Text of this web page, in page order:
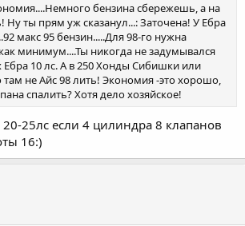
бензина сбережешь, а на
ты прям уж сказанул...: Заточена! У Ебра
макс 95 бензин.....Для 98-го нужна
минимум....Ты никогда не задумывался
Ебра 10 лс. А в 250 Хонды Сибишки или
там не Айс 98 лить! Экономия -это хорошо,
спалить? Хотя дело хозяйское!
20-25лс если 4 цилиндра 8 клапанов
16:)